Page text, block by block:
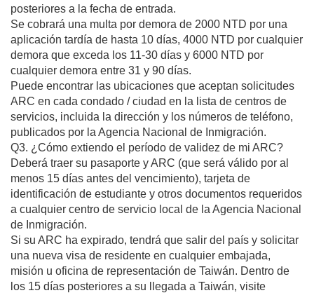
posteriores a la fecha de entrada.
Se cobrará una multa por demora de 2000 NTD por una
aplicación tardía de hasta 10 días, 4000 NTD por cualquier
demora que exceda los 11-30 días y 6000 NTD por
cualquier demora entre 31 y 90 días.
Puede encontrar las ubicaciones que aceptan solicitudes
ARC en cada condado / ciudad en la lista de centros de
servicios, incluida la dirección y los números de teléfono,
publicados por la Agencia Nacional de Inmigración.
Q3. ¿Cómo extiendo el período de validez de mi ARC?
Deberá traer su pasaporte y ARC (que será válido por al
menos 15 días antes del vencimiento), tarjeta de
identificación de estudiante y otros documentos requeridos
a cualquier centro de servicio local de la Agencia Nacional
de Inmigración.
Si su ARC ha expirado, tendrá que salir del país y solicitar
una nueva visa de residente en cualquier embajada,
misión u oficina de representación de Taiwán. Dentro de
los 15 días posteriores a su llegada a Taiwán, visite